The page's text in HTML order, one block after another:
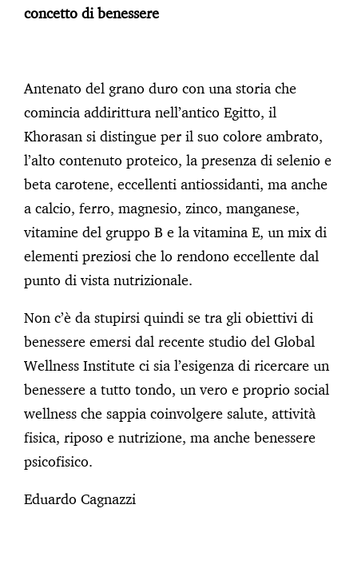
concetto di benessere
Antenato del grano duro con una storia che
comincia addirittura nell’antico Egitto, il
Khorasan si distingue per il suo colore ambrato,
l’alto contenuto proteico, la presenza di selenio e
beta carotene, eccellenti antiossidanti, ma anche
a calcio, ferro, magnesio, zinco, manganese,
vitamine del gruppo B e la vitamina E, un mix di
elementi preziosi che lo rendono eccellente dal
punto di vista nutrizionale.
Non c’è da stupirsi quindi se tra gli obiettivi di
benessere emersi dal recente studio del Global
Wellness Institute ci sia l’esigenza di ricercare un
benessere a tutto tondo, un vero e proprio social
wellness che sappia coinvolgere salute, attività
fisica, riposo e nutrizione, ma anche benessere
psicofisico.
Eduardo Cagnazzi